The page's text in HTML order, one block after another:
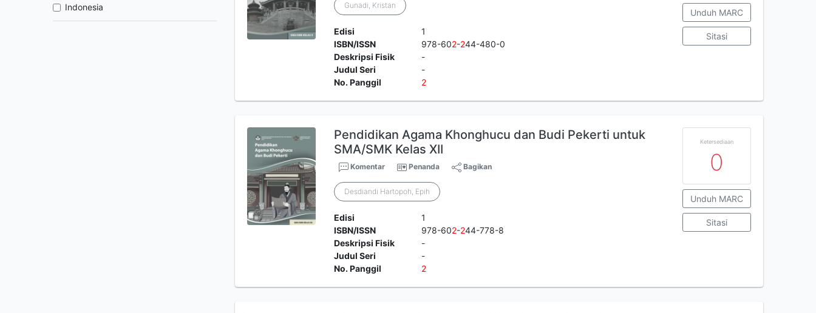
Indonesia
Gunadi, Kristan
Edisi
1
ISBN/ISSN
978-602-244-480-0
Deskripsi Fisik
-
Judul Seri
-
No. Panggil
2
Unduh MARC
Sitasi
Pendidikan Agama Khonghucu dan Budi Pekerti untuk
SMA/SMK Kelas XII
Komentar Penanda Bagikan
Desdiandi Hartopoh, Epih
Edisi
1
ISBN/ISSN
978-602-244-778-8
Deskripsi Fisik
-
Judul Seri
-
No. Panggil
2
Ketersediaan
0
Unduh MARC
Sitasi